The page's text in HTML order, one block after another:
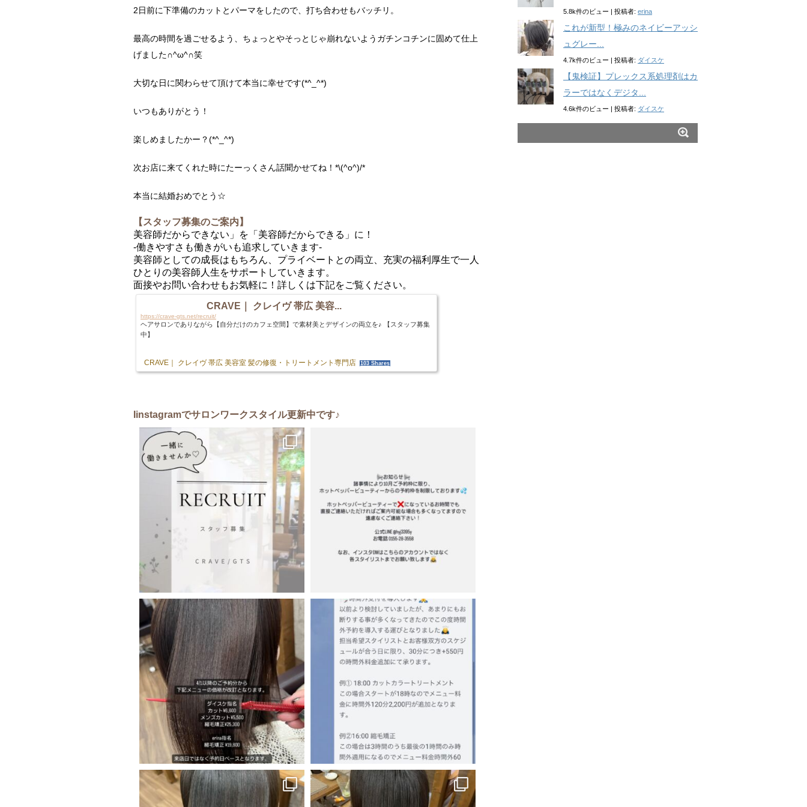
2日前に下準備のカットとパーマをしたので、打ち合わせもバッチリ。
最高の時間を過ごせるよう、ちょっとやそっとじゃ崩れないようガチンコチンに固めて仕上
げました∩^ω^∩笑
大切な日に関わらせて頂けて本当に幸せです(*^_^*)
いつもありがとう！
楽しめましたかー？(*^_^*)
次お店に来てくれた時にたーっくさん話聞かせてね！*\(^o^)/*
本当に結婚おめでとう☆
【スタッフ募集のご案内】
美容師だからできない」を「美容師だからできる」に！
-働きやすさも働きがいも追求していきます-
美容師としての成長はもちろん、プライベートとの両立、充実の福利厚生で一人
ひとりの美容師人生をサポートしていきます。
面接やお問い合わせもお気軽に！詳しくは下記をご覧ください。
CRAVE｜ クレイヴ 帯広 美容...
https://crave-gts.net/recruit/
ヘアサロンでありながら【自分だけのカフェ空間】で素材美とデザインの両立を♪ 【スタッフ募集
中】
CRAVE｜ クレイヴ 帯広 美容室 髪の修復・トリートメント専門店 103 Shares
Iinstagramでサロンワークスタイル更新中です♪
5.8k件のビュー | 投稿者: erina
これが新型！極みのネイビーアッシ
ュグレー...
4.7k件のビュー | 投稿者: ダイスケ
【鬼検証】プレックス系処理剤はカ
ラーではなくデジタ...
4.6k件のビュー | 投稿者: ダイスケ